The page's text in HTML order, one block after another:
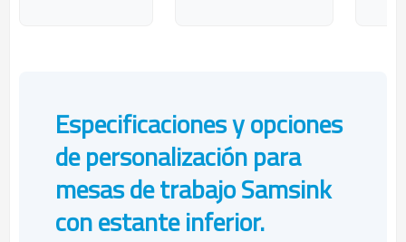
Especificaciones y opciones
de personalización para
mesas de trabajo Samsink
con estante inferior.